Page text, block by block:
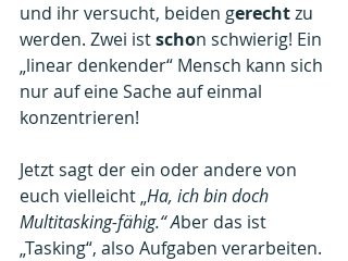
und ihr versucht, beiden gerecht zu
werden. Zwei ist schon schwierig! Ein
„linear denkender“ Mensch kann sich
nur auf eine Sache auf einmal
konzentrieren!
Jetzt sagt der ein oder andere von
euch vielleicht „Ha, ich bin doch
Multitasking-fähig.“ Aber das ist
„Tasking“, also Aufgaben verarbeiten.